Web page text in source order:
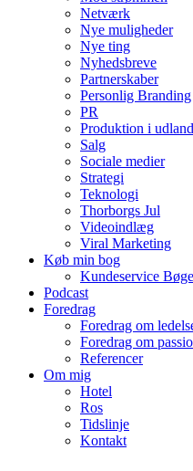
Netværk
Nye muligheder
Nye ting
Nyhedsbreve
Partnerskaber
Personlig Branding
PR
Produktion i
Salg
Sociale medier
Strategi
Teknologi
Thorborgs Jul
Videoindlæg
Viral Marketing
Køb min bog
Kundeservice
Podcast
Foredrag
Foredrag om
Foredrag om
Referencer
Om mig
Hotel
Ros
Tidslinje
Kontakt